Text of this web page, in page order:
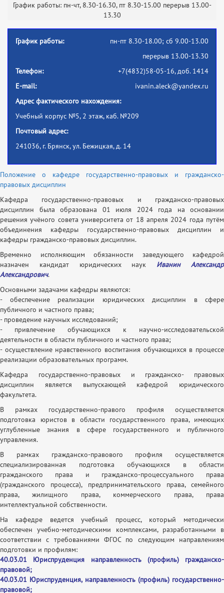
График работы: пн-чт, 8.30-16.30, пт 8.30-15.00 перерыв 13.00-
13.30
График работы:
пн-пт 8.30-18.00; сб 9.00-13.00
перерыв 13.00-13.30
Телефон:
+7(4832)58-05-16, доб. 1414
E-mail:
ivanin.aleck@yandex.ru
Адрес фактического нахождения:
Учебный корпус №5, 2 этаж, каб. №209
Почтовый адрес:
241036, г. Брянск, ул. Бежицкая, д. 14
Положение о кафедре государственно-правовых и гражданско-
правовых дисциплин
Кафедра государственно-правовых и гражданско-правовых
дисциплин была образована 01 июля 2024 года на основании
решения учёного совета университета от 18 апреля 2024 года путём
объединения кафедры государственно-правовых дисциплин и
кафедры гражданско-правовых дисциплин.
Временно исполняющим обязанности заведующего кафедрой
назначен кандидат юридических наук Иванин Александр
Александрович.
Основными задачами кафедры являются:
- обеспечение реализации юридических дисциплин в сфере
публичного и частного права;
- проведение научных исследований;
- привлечение обучающихся к научно-исследовательской
деятельности в области публичного и частного права;
- осуществление нравственного воспитания обучающихся в процессе
реализации образовательных программ.
Кафедра государственно-правовых и гражданско- правовых
дисциплин является выпускающей кафедрой юридического
факультета.
В рамках государственно-правого профиля осуществляется
подготовка юристов в области государственного права, имеющих
углубленные знания в сфере государственного и публичного
управления.
В рамках гражданско-правового профиля осуществляется
специализированная подготовка обучающихся в области
гражданского права и гражданско-процессуального права
(гражданского процесса), предпринимательского права, семейного
права, жилищного права, коммерческого права, права
интеллектуальной собственности.
На кафедре ведется учебный процесс, который методически
обеспечен учебно-методическими комплексами, разработанными в
соответствии с требованиями ФГОС по следующим направлениям
подготовки и профилям:
40.03.01 Юриспруденция направленность (профиль) гражданско-
правовой;
40.03.01 Юриспруденция, направленность (профиль) государственно-
правовой;